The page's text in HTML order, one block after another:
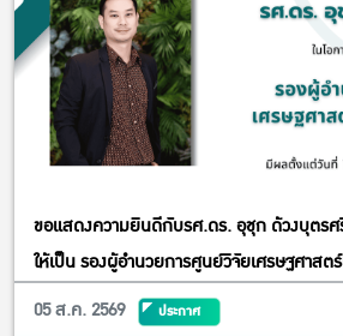
ขอแสดงความยินดีกับรศ.ดร. อุชุก ด้วงบุตรศ
ให้เป็น รองผู้อำนวยการศูนย์วิจัยเศรษฐศาส
05 ส.ค. 2569
ประกาศ